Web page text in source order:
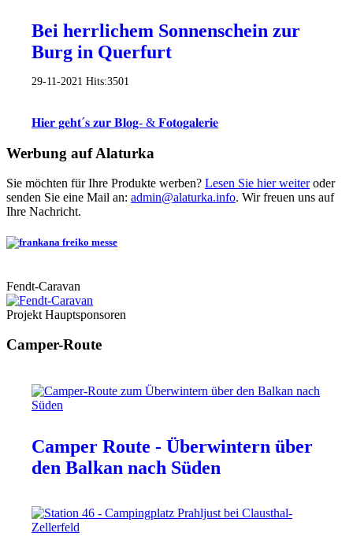
Bei herrlichem Sonnenschein zur
Burg in Querfurt
29-11-2021 Hits:3501
𝐇𝐢𝐞𝐫 𝐠𝐞𝐡𝐭´𝐬 𝐳𝐮𝐫 𝐁𝐥𝐨𝐠- & 𝐅𝐨𝐭𝐨𝐠𝐚𝐥𝐞𝐫𝐢𝐞
Werbung auf Alaturka
Sie möchten für Ihre Produkte werben? Lesen Sie hier weiteroder
senden Sie eine Mail an: admin@alaturka.info. Wir freuen uns auf
Ihre Nachricht.
Fendt-Caravan
Projekt Hauptsponsoren
Camper-Route
Camper Route - Überwintern über
den Balkan nach Süden